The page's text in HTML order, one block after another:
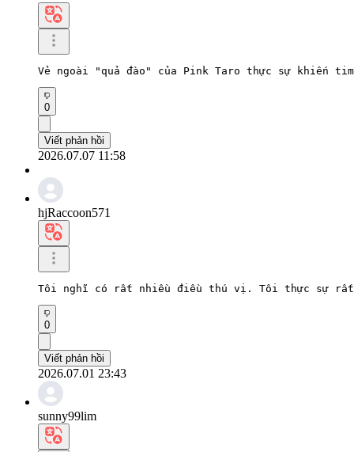
Vẻ ngoài "quả đào" của Pink Taro thực sự khiến
0
Viết phản hồi
2026.07.07 11:58
hjRaccoon571
Tôi nghĩ có rất nhiều điều thú vị. Tôi thực sự rất
0
Viết phản hồi
2026.07.01 23:43
sunny99lim